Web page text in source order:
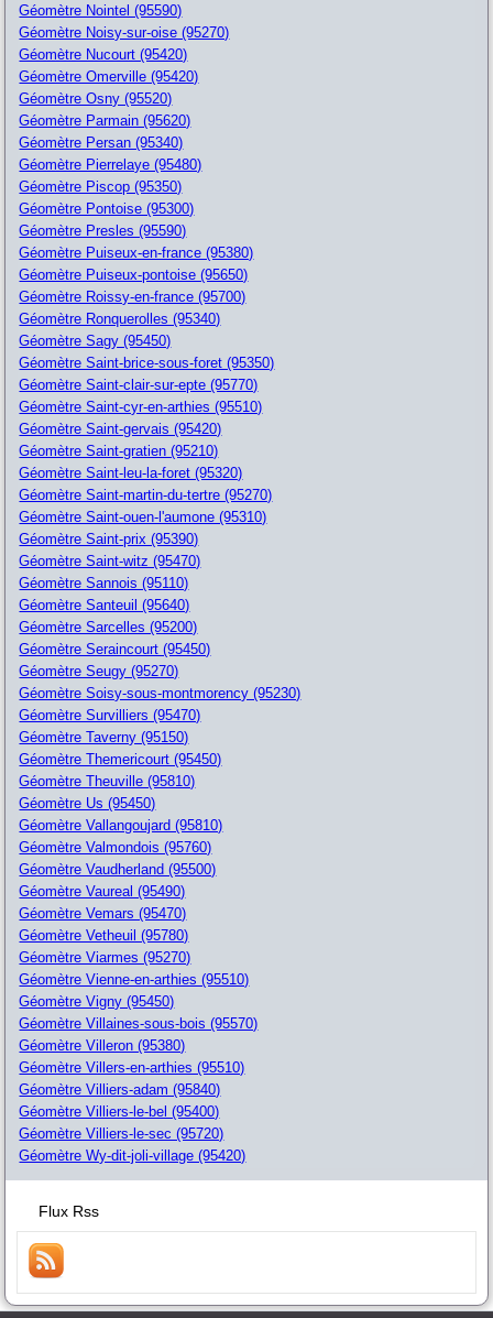
Géomètre Nointel (95590)
Géomètre Noisy-sur-oise (95270)
Géomètre Nucourt (95420)
Géomètre Omerville (95420)
Géomètre Osny (95520)
Géomètre Parmain (95620)
Géomètre Persan (95340)
Géomètre Pierrelaye (95480)
Géomètre Piscop (95350)
Géomètre Pontoise (95300)
Géomètre Presles (95590)
Géomètre Puiseux-en-france (95380)
Géomètre Puiseux-pontoise (95650)
Géomètre Roissy-en-france (95700)
Géomètre Ronquerolles (95340)
Géomètre Sagy (95450)
Géomètre Saint-brice-sous-foret (95350)
Géomètre Saint-clair-sur-epte (95770)
Géomètre Saint-cyr-en-arthies (95510)
Géomètre Saint-gervais (95420)
Géomètre Saint-gratien (95210)
Géomètre Saint-leu-la-foret (95320)
Géomètre Saint-martin-du-tertre (95270)
Géomètre Saint-ouen-l'aumone (95310)
Géomètre Saint-prix (95390)
Géomètre Saint-witz (95470)
Géomètre Sannois (95110)
Géomètre Santeuil (95640)
Géomètre Sarcelles (95200)
Géomètre Seraincourt (95450)
Géomètre Seugy (95270)
Géomètre Soisy-sous-montmorency (95230)
Géomètre Survilliers (95470)
Géomètre Taverny (95150)
Géomètre Themericourt (95450)
Géomètre Theuville (95810)
Géomètre Us (95450)
Géomètre Vallangoujard (95810)
Géomètre Valmondois (95760)
Géomètre Vaudherland (95500)
Géomètre Vaureal (95490)
Géomètre Vemars (95470)
Géomètre Vetheuil (95780)
Géomètre Viarmes (95270)
Géomètre Vienne-en-arthies (95510)
Géomètre Vigny (95450)
Géomètre Villaines-sous-bois (95570)
Géomètre Villeron (95380)
Géomètre Villers-en-arthies (95510)
Géomètre Villiers-adam (95840)
Géomètre Villiers-le-bel (95400)
Géomètre Villiers-le-sec (95720)
Géomètre Wy-dit-joli-village (95420)
Flux Rss